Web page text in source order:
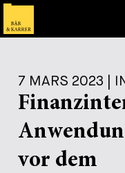
Competences
Deals & Cases
Publications
7 MARS 2023 |
vor dem